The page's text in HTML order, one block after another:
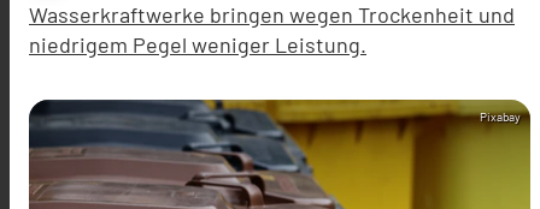
Wasserkraftwerke bringen wegen Trockenheit und
niedrigem Pegel weniger Leistung.
Pixabay